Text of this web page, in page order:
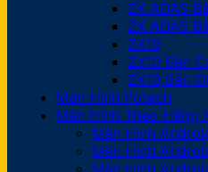
ZX ADAS
ZX ADAS
ZX10
ZX10 Bản
ZX10 Bản
Màn Hình Potech
Màn Hình Theo Hãng
Màn Hình
Màn Hình